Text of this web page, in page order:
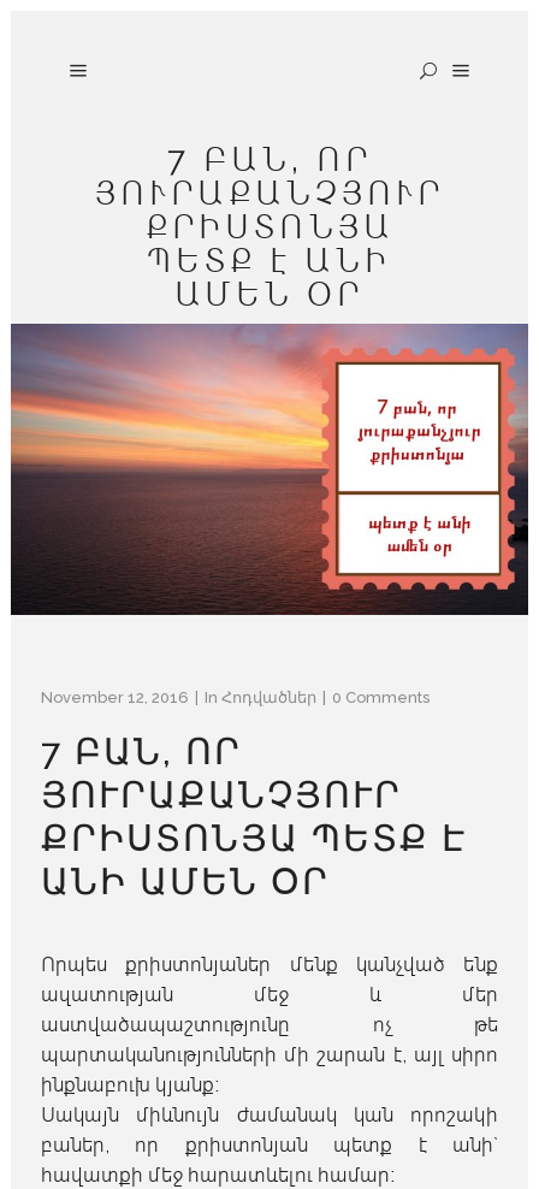
7 ԲԱՆ, ՈՐ
ՅՈՒՐԱՔԱՆՉՅՈՒՐ
ՔՐԻՍՏՈՆՅԱ
ՊԵՏՔ Է ԱՆԻ
ԱՄԵՆ ՕՐ
November 12, 2016 In Հոդվածներ 0 Comments
7 ԲԱՆ, ՈՐ
ՅՈՒՐԱՔԱՆՉՅՈՒՐ
ՔՐԻՍՏՈՆՅԱ ՊԵՏՔ Է
ԱՆԻ ԱՄԵՆ ՕՐ
Որպես քրիստոնյաներ մենք կանչված ենք
ազատության մեջ և մեր
աստվածապաշտությունը ոչ թե
պարտականությունների մի շարան է, այլ սիրո
ինքնաբուխ կյանք։
Սակայն միևնույն ժամանակ կան որոշակի
բաներ, որ քրիստոնյան պետք է անի`
հավատքի մեջ հարատևելու համար։